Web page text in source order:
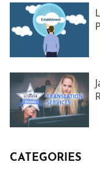
CATEGORIES